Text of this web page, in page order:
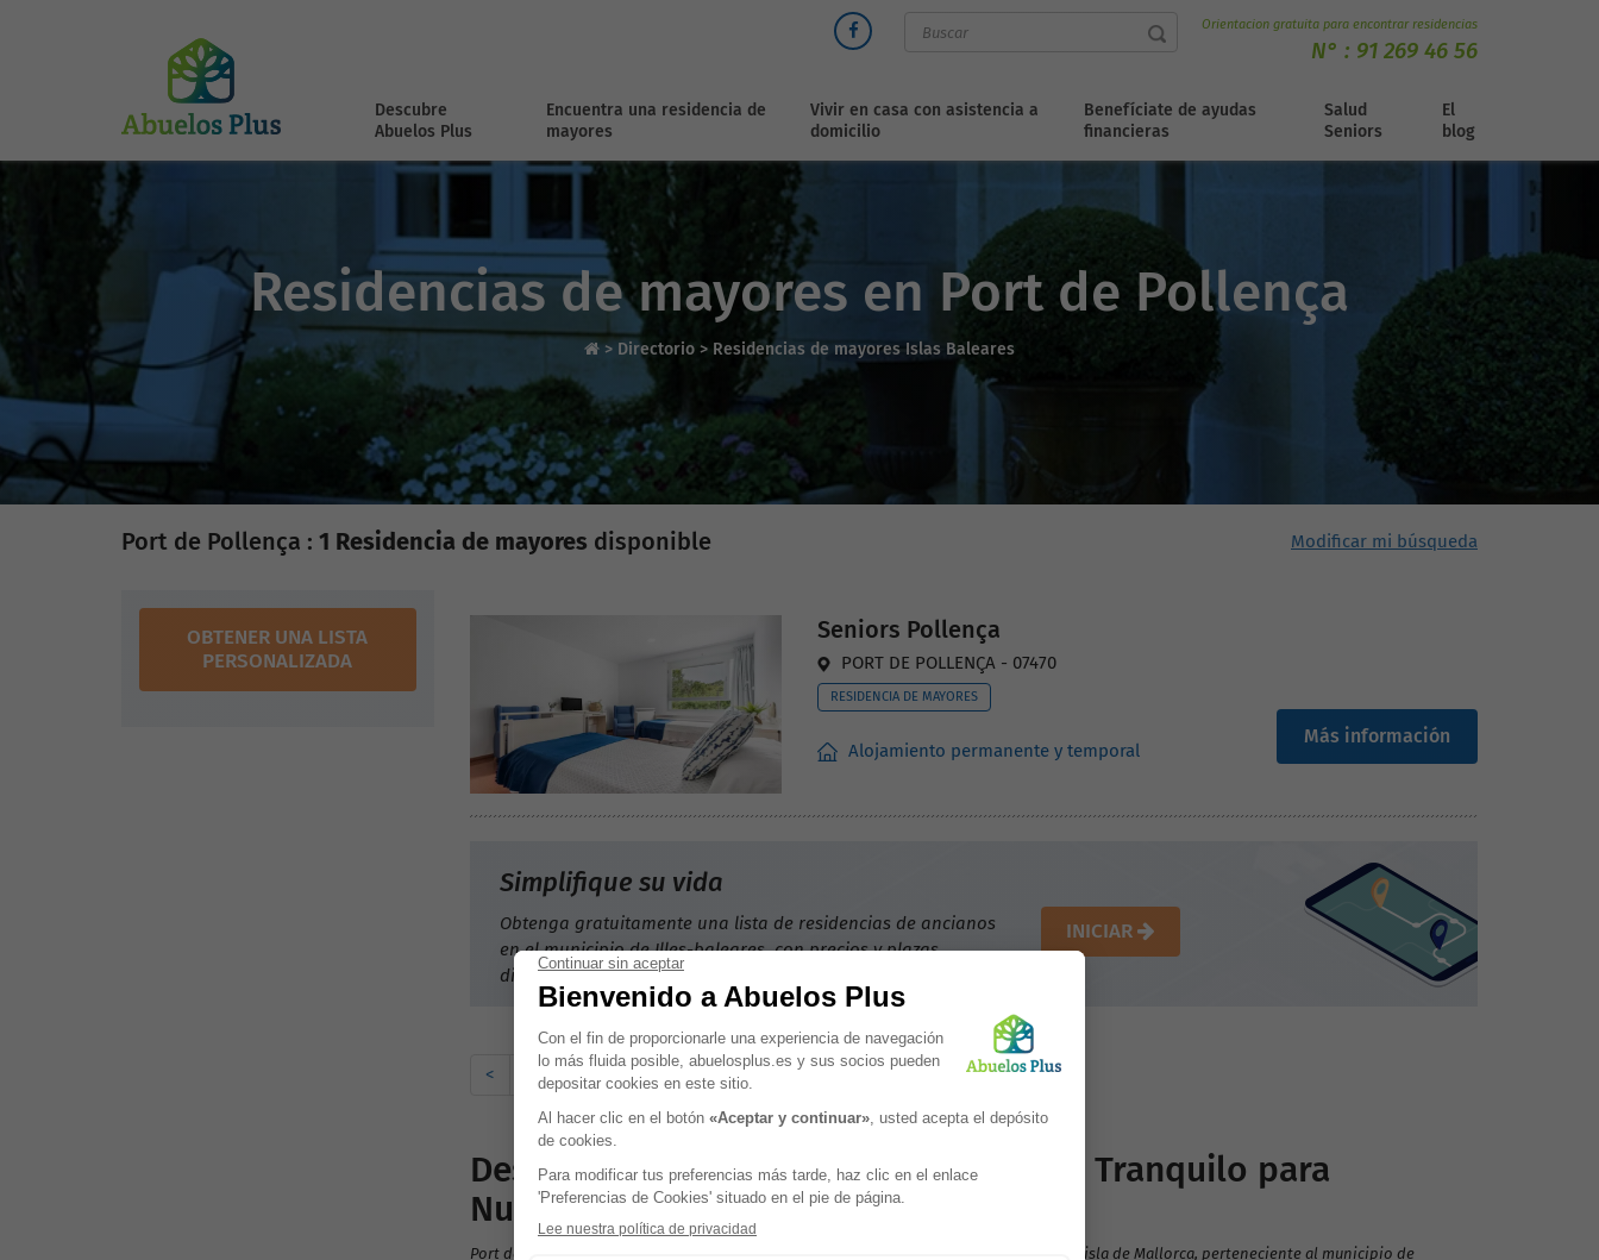
Orientacion gratuita para encontrar residencias
N° : 91 269 46 56
Descubre
Abuelos Plus
Encuentra una residencia de
mayores
Vivir en casa con asistencia a
domicilio
Benefíciate de ayudas
financieras
Salud
Seniors
El
blog
Residencias de mayores en Port de Pollença
> Directorio > Residencias de mayores Islas Baleares
Port de Pollença : 1 Residencia de mayores disponible Modificar mi búsqueda
OBTENER UNA LISTA
PERSONALIZADA
Seniors Pollença
PORT DE POLLENÇA - 07470
RESIDENCIA DE MAYORES
Alojamiento permanente y temporal
Más información
Simplifique su vida
Obtenga gratuitamente una lista de residencias de ancianos
en el municipio de Illes-baleares, con precios y plazas
disponibles
INICIAR
<
Descubre Port de Pollença, un Refugio Tranquilo para
Nuestros Mayores
Port de Pollença es una encantadora localidad situada en la costa norte de la hermosa isla de Mallorca, perteneciente al municipio de